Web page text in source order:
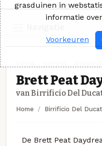
Brett Peat
van Birrificio Del
Home Birrificio Del
De Brett Peat
grasduinen in
informatie
Voorkeuren